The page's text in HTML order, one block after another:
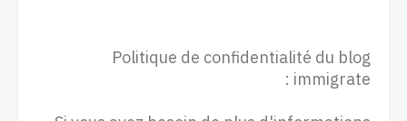
Politique de confidentialité du blog
immigrate :